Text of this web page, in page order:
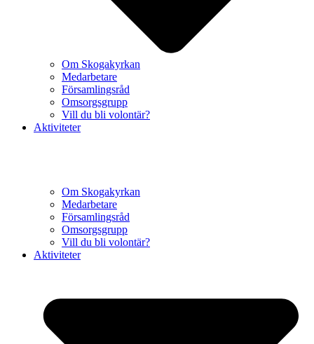
Om Skogakyrkan
Medarbetare
Församlingsråd
Omsorgsgrupp
Vill du bli volontär?
Aktiviteter
Om Skogakyrkan
Medarbetare
Församlingsråd
Omsorgsgrupp
Vill du bli volontär?
Aktiviteter